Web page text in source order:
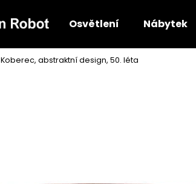
Osvětlení Nábytek
Koberec, abstraktní design, 50. léta